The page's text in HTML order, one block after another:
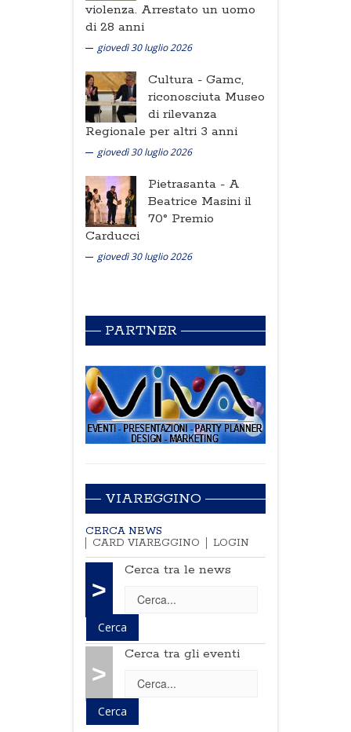
violenza. Arrestato un uomo
di 28 anni
giovedì 30 luglio 2026
Cultura - Gamc,
riconosciuta Museo
di rilevanza
Regionale per altri 3 anni
giovedì 30 luglio 2026
Pietrasanta - A
Beatrice Masini il
70° Premio
Carducci
giovedì 30 luglio 2026
PARTNER
VIAREGGINO
CERCA NEWS
CARD VIAREGGINO
LOGIN
>
Cerca tra le news
>
Cerca tra gli eventi